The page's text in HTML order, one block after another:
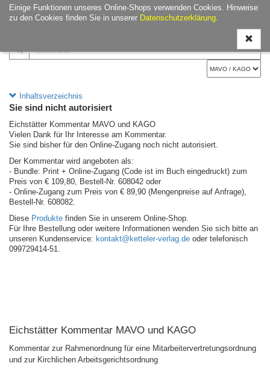
Einige Funktionen unseres Online-Shops verwenden Cookies. Hinweise
zu den Cookies finden Sie in unserer Datenschutzerklärung.
ein-/
Inhaltsverzeichnis
Sie sind nicht autorisiert
Eichstätter Kommentar MAVO und KAGO
Vielen Dank für Ihr Interesse am Kommentar.
Sie sind bisher für den Online-Zugang noch nicht autorisiert.
Der Kommentar wird angeboten als:
- Bundle: Print + Online-Zugang (Code ist im Buch eingedruckt) zum
Preis von € 109,80, Bestell-Nr. 608042 oder
- Online-Zugang zum Preis von € 89,90 (Mengenpreise auf Anfrage),
Bestell-Nr. 608082.
Diese Produkte finden Sie in unserem Online-Shop.
Für Ihre Bestellung oder weitere Informationen wenden Sie sich bitte an
unseren Kundenservice: kontakt@ketteler-verlag.de oder telefonisch
099729414-51.
Eichstätter Kommentar MAVO und KAGO
Kommentar zur Rahmenordnung für eine Mitarbeitervertretungsordnung
und zur Kirchlichen Arbeitsgerichtsordnung